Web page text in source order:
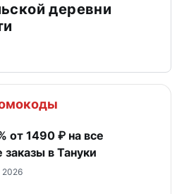
деревни
от 1490 ₽ на все
в Тануки
2026